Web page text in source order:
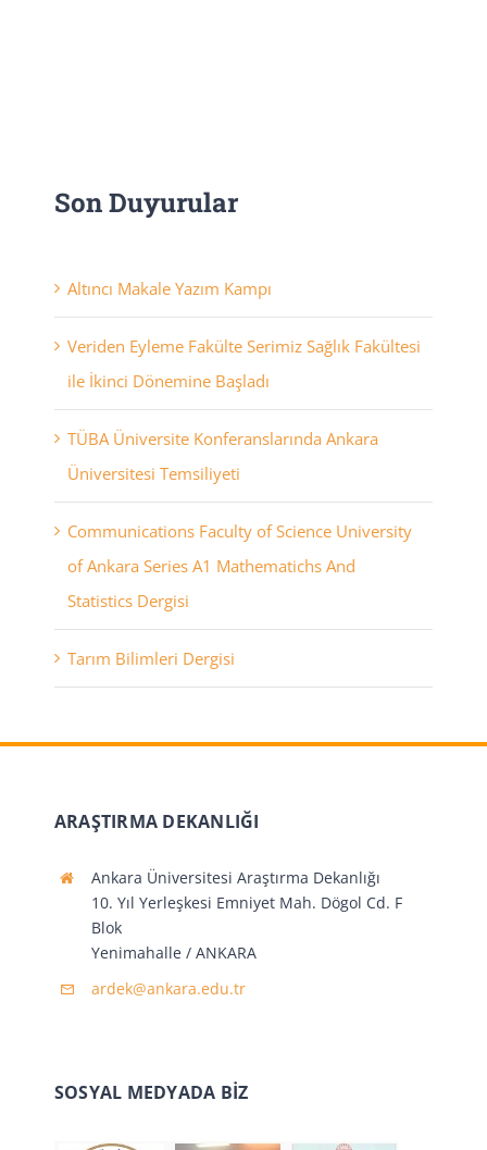
Son Duyurular
Altıncı Makale Yazım Kampı
Veriden Eyleme Fakülte Serimiz Sağlık Fakültesi
ile İkinci Dönemine Başladı
TÜBA Üniversite Konferanslarında Ankara
Üniversitesi Temsiliyeti
Communications Faculty of Science University
of Ankara Series A1 Mathematichs And
Statistics Dergisi
Tarım Bilimleri Dergisi
ARAŞTIRMA DEKANLIĞI
Ankara Üniversitesi Araştırma Dekanlığı
10. Yıl Yerleşkesi Emniyet Mah. Dögol Cd. F
Blok
Yenimahalle / ANKARA
ardek@ankara.edu.tr
SOSYAL MEDYADA BİZ